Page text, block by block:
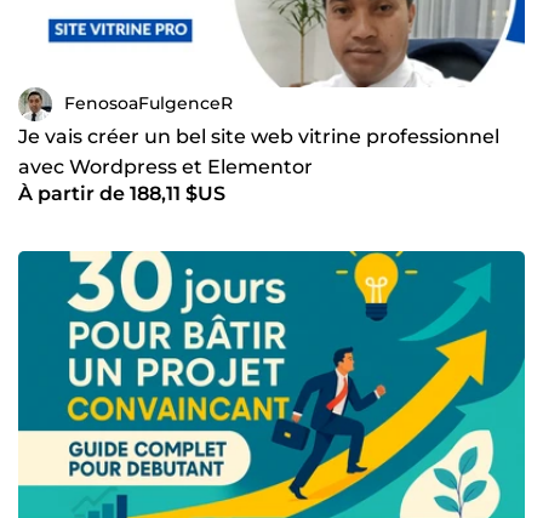
FenosoaFulgenceR
Je vais créer un bel site web vitrine professionnel
avec Wordpress et Elementor
À partir de 188,11 $US